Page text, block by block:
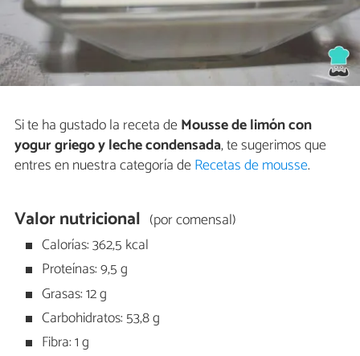
Si te ha gustado la receta deMousse de limón con
yogur griego y leche condensada, te sugerimos que
entres en nuestra categoría deRecetas de mousse.
Valor nutricional (por comensal)
Calorías: 362,5 kcal
Proteínas: 9,5 g
Grasas: 12 g
Carbohidratos: 53,8 g
Fibra: 1 g